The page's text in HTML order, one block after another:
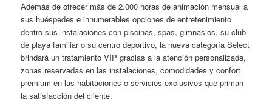
Además de ofrecer más de 2.000 horas de animación mensual a
sus huéspedes e innumerables opciones de entretenimiento
dentro sus instalaciones con piscinas, spas, gimnasios, su club
de playa familiar o su centro deportivo, la nueva categoría Select
brindará un tratamiento VIP gracias a la atención personalizada,
zonas reservadas en las instalaciones, comodidades y confort
premium en las habitaciones o servicios exclusivos que priman
la satisfacción del cliente.